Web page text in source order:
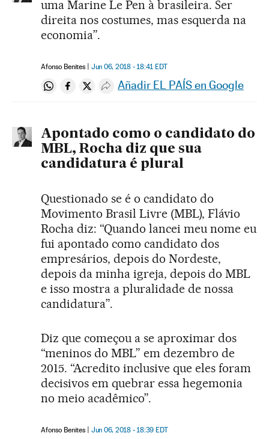
uma Marine Le Pen à brasileira. Ser
direita nos costumes, mas esquerda na
economia”.
Afonso Benites Jun 06, 2018 - 18:41 EDT
Compartir en Whatsapp
Compartir en Facebook
Compartir en Twitter
Desplegar Redes Sociales
Añadir EL PAÍS en Google
Apontado como o candidato do
MBL, Rocha diz que sua
candidatura é plural
Questionado se é o candidato do
Movimento Brasil Livre (MBL), Flávio
Rocha diz: “Quando lancei meu nome eu
fui apontado como candidato dos
empresários, depois do Nordeste,
depois da minha igreja, depois do MBL
e isso mostra a pluralidade de nossa
candidatura”.
Diz que começou a se aproximar dos
“meninos do MBL” em dezembro de
2015. “Acredito inclusive que eles foram
decisivos em quebrar essa hegemonia
no meio acadêmico”.
Afonso Benites Jun 06, 2018 - 18:39 EDT